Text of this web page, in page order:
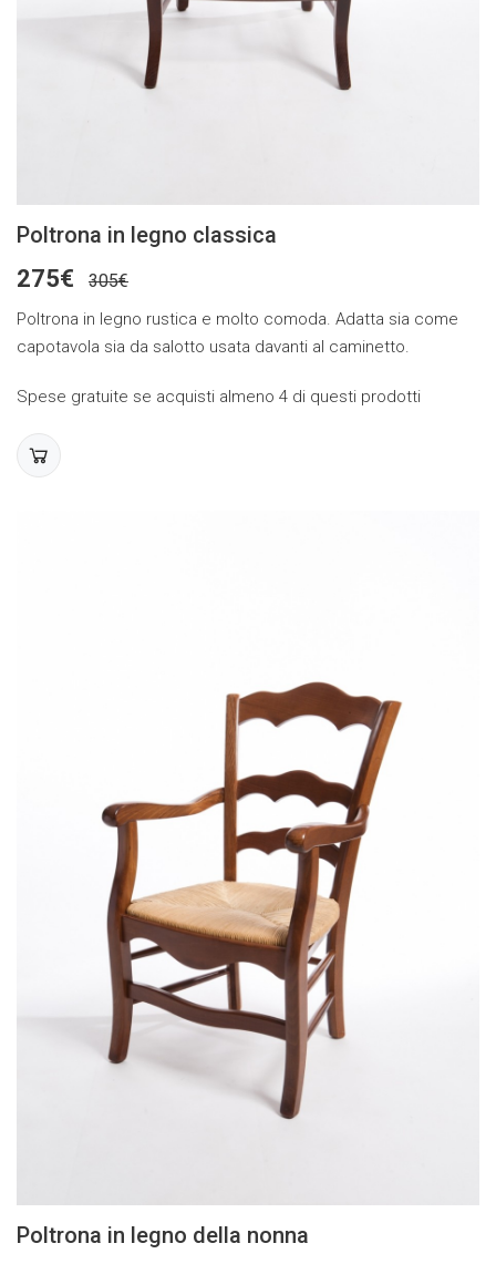
Poltrona in legno classica
275€ 305€
Poltrona in legno rustica e molto comoda. Adatta sia come
capotavola sia da salotto usata davanti al caminetto.
Spese gratuite se acquisti almeno 4 di questi prodotti
Poltrona in legno della nonna